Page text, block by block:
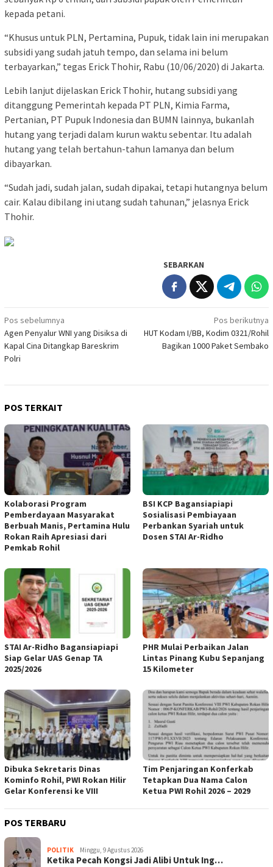
kepada petani.
“Khusus untuk PLN, Pertamina, Pupuk, tidak lain ini merupakan
subsidi yang sudah jatuh tempo, dan selama ini belum
terbayarkan,” tegas Erick Thohir, Rabu (10/06/2020) di Jakarta.
Lebih lanjut dijelaskan Erick Thohir, hutang subsidi yang
ditanggung Pemerintah kepada PT PLN, Kimia Farma,
Pertanian, PT Pupuk Indonesia dan BUMN lainnya, bukanlah
hutang yang terjadi dalam kurun waktu sebentar. Itu adalah
hutang yang telah bertahun-tahun lamanya dan belum
dibayarkan.
“Sudah jadi, sudah jalan, sudah dipakai, tetapi hutangnya belum
cair. Kalau dibilang ini utang sudah tahunan,” jelasnya Erick
Thohir.
SEBARKAN
Navigasi
pos
Pos sebelumnya
Agen Penyalur WNI yang Disiksa di
Kapal Cina Ditangkap Bareskrim
Polri
Pos berikutnya
HUT Kodam I/BB, Kodim 0321/Rohil
Bagikan 1000 Paket Sembako
POS TERKAIT
Kolaborasi Program
Pemberdayaan Masyarakat
Berbuah Manis, Pertamina Hulu
Rokan Raih Apresiasi dari
Pemkab Rohil
BSI KCP Bagansiapiapi
Sosialisasi Pembiayaan
Perbankan Syariah untuk
Dosen STAI Ar-Ridho
STAI Ar-Ridho Bagansiapiapi
Siap Gelar UAS Genap TA
2025/2026
PHR Mulai Perbaikan Jalan
Lintas Pinang Kubu Sepanjang
15 Kilometer
Dibuka Sekretaris Dinas
Kominfo Rohil, PWI Rokan Hilir
Gelar Konferensi ke VIII
Tim Penjaringan Konferkab
Tetapkan Dua Nama Calon
Ketua PWI Rohil 2026 – 2029
POS TERBARU
POLITIK Minggu, 9 Agustus 2026
Ketika Pecah Kongsi Jadi Alibi Untuk Ing…